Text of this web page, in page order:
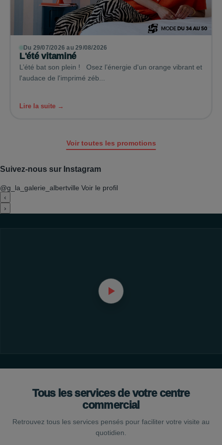
Du 29/07/2026 au 29/08/2026
L'été vitaminé
L’été bat son plein ! Osez l’énergie d'un orange vibrant et
l'audace de l'imprimé zéb...
Lire la suite →
Voir toutes les promotions
Suivez-nous sur Instagram
@g_la_galerie_albertville Voir le profil
‹
›
Tous les services de votre centre
commercial
Retrouvez tous les services pensés pour faciliter votre visite au
quotidien.